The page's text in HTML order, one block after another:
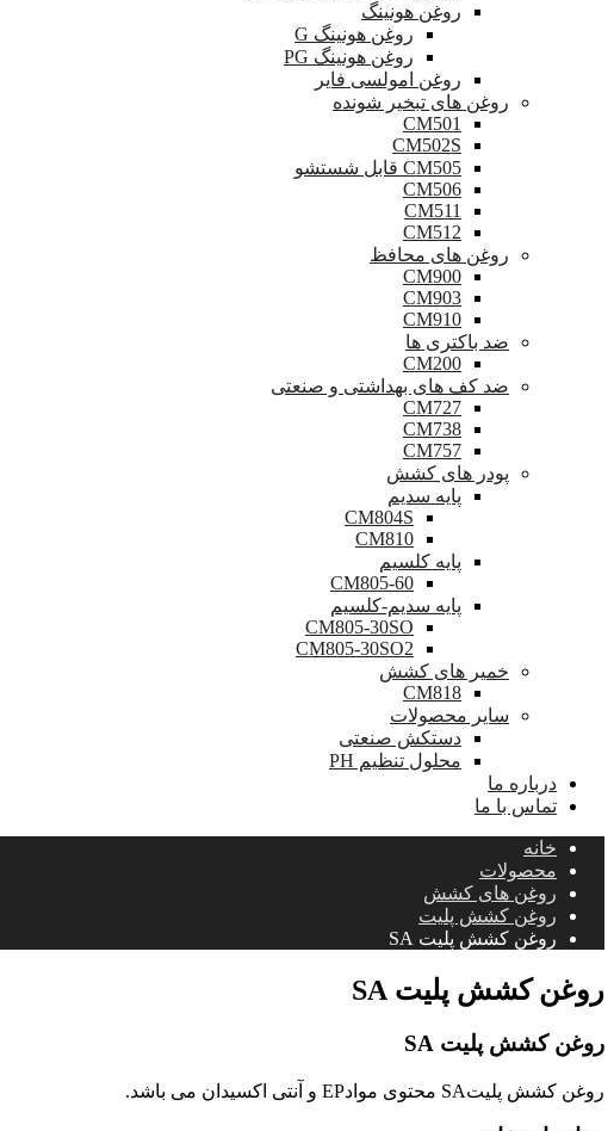
روغن هونینگ
روغن هونینگ G
روغن هونینگ PG
روغن امولسی فایر
روغن های تبخیر شونده
CM501
CM502S
CM505 قابل شستشو
CM506
CM511
CM512
روغن های محافظ
CM900
CM903
CM910
ضد باکتری ها
CM200
ضد کف های بهداشتی و صنعتی
CM727
CM738
CM757
پودر های کشش
پایه سدیم
CM804S
CM810
پایه کلسیم
CM805-60
پایه سدیم-کلسیم
CM805-30SO
CM805-30SO2
خمیر های کشش
CM818
سایر محصولات
دستکش صنعتی
محلول تنظیم PH
درباره ما
تماس با ما
خانه
محصولات
روغن های کشش
روغن کشش پلیت
روغن کشش پلیت SA
روغن کشش پلیت SA
روغن کشش پلیت SA
روغن کشش پلیتSA محتوی موادEP و آنتی اکسیدان می باشد.